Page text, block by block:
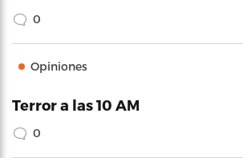
0
Opiniones
Terror a las 10 AM
0